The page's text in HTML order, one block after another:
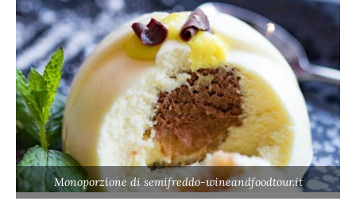
Monoporzione di semifreddo-wineandfoodtour.it